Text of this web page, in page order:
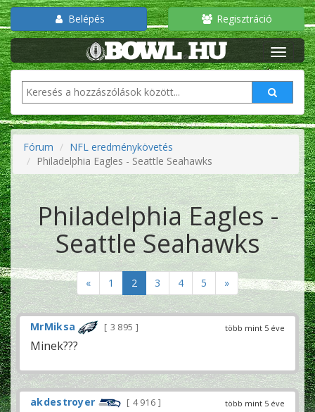
Belépés Regisztráció
Fórum
NFL eredménykövetés
Philadelphia Eagles - Seattle Seahawks
Philadelphia Eagles -
Seattle Seahawks
« 1 2 3 4 5 »
több mint 5 éve
MrMiksa 3 895
Minek???
több mint 5 éve
akdestroyer 4 916